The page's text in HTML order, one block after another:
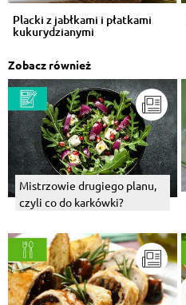
Placki z jabłkami i płatkami
kukurydzianymi
Zobacz również
Mistrzowie drugiego planu,
czyli co do karkówki?